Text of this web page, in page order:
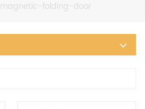
magnetic-folding-door